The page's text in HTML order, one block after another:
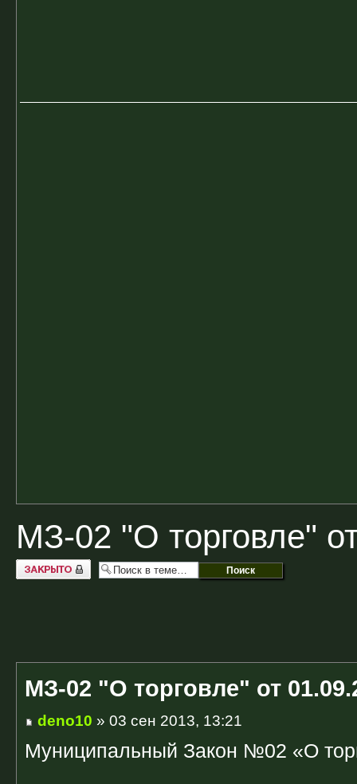
МЗ-02 "О торговле"
Закрыто
МЗ-02 "О торговле" от
deno10 » 03 сен 2013, 13:21
Муниципальный Закон №02 «О